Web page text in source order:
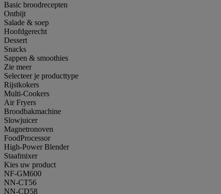
Basic broodrecepten
Ontbijt
Salade & soep
Hoofdgerecht
Dessert
Snacks
Sappen & smoothies
Zie meer
Selecteer je producttype
Rijstkokers
Multi-Cookers
Air Fryers
Broodbakmachine
Slowjuicer
Magnetronoven
FoodProcessor
High-Power Blender
Staafmixer
Kies uw product
NF-GM600
NN-CT56
NN-CD58